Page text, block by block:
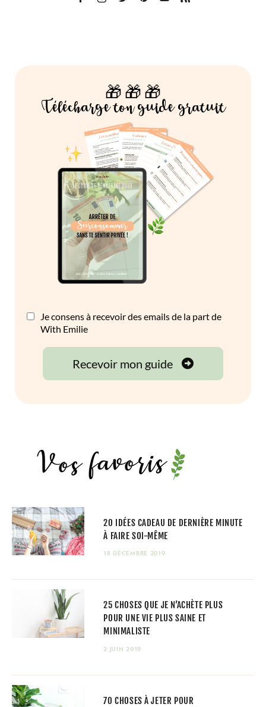
20 IDÉES CADEAU DE DERNIÈRE MINUTE
À FAIRE SOI-MÊME
18 DÉCEMBRE 2019
25 CHOSES QUE JE N’ACHÈTE PLUS
POUR UNE VIE PLUS SAINE ET
MINIMALISTE
2 JUIN 2019
70 CHOSES À JETER POUR